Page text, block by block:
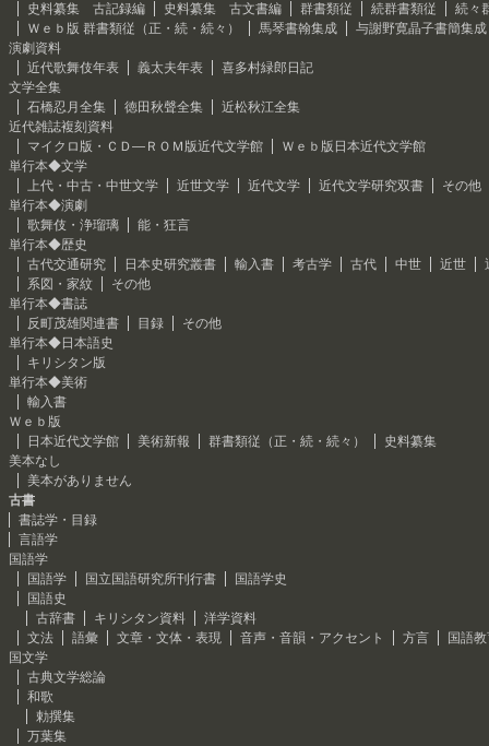
史料纂集 古記録編
史料纂集 古文書編 群書類従 続群書類従
続々
Ｗｅｂ版 群書類従（正・続・続々）
馬琴書翰集成
与謝野寛晶子書簡集成
演劇資料
近代歌舞伎年表
義太夫年表
喜多村緑郎日記
文学全集
石橋忍月全集
徳田秋聲全集
近松秋江全集
近代雑誌複刻資料
マイクロ版・ＣＤ―ＲＯＭ版近代文学館
Ｗｅｂ版日本近代文学館
単行本◆文学
上代・中古・中世文学
近世文学 近代文学 近代文学研究双書
その他
単行本◆演劇
歌舞伎・浄瑠璃
能・狂言
単行本◆歴史
古代交通研究
日本史研究叢書 輸入書 考古学 古代 中世 近世
系図・家紋
その他
単行本◆書誌
反町茂雄関連書
目録
その他
単行本◆日本語史
キリシタン版
単行本◆美術
輸入書
Ｗｅｂ版
日本近代文学館
美術新報 群書類従（正・続・続々）
史料纂集
美本なし
美本がありません
古書
書誌学・目録
言語学
国語学
国語学
国立国語研究所刊行書
国語学史
国語史
古辞書
キリシタン資料
洋学資料
文法
語彙 文章・文体・表現 音声・音韻・アクセント 方言
国語
国文学
古典文学総論
和歌
勅撰集
万葉集